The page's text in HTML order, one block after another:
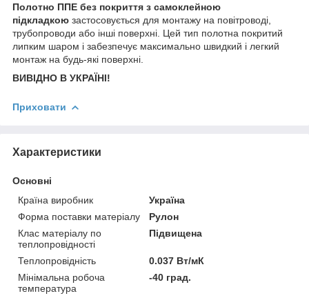
Полотно ППЕ без покриття з самоклейною
підкладкою застосовується для монтажу на повітроводі,
трубопроводи або інші поверхні. Цей тип полотна покритий
липким шаром і забезпечує максимально швидкий і легкий
монтаж на будь-які поверхні.
ВИВІДНО В УКРАЇНІ!
Приховати
Характеристики
Основні
Країна виробник
Україна
Форма поставки матеріалу
Рулон
Клас матеріалу по
теплопровідності
Підвищена
Теплопровідність
0.037 Вт/мК
Мінімальна робоча
температура
-40 град.